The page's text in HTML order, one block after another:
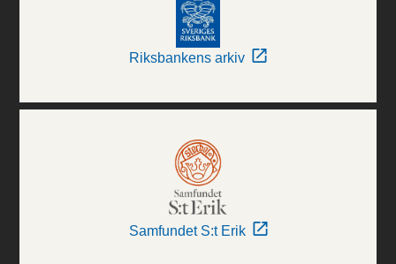
Riksbankens arkiv
Samfundet S:t Erik